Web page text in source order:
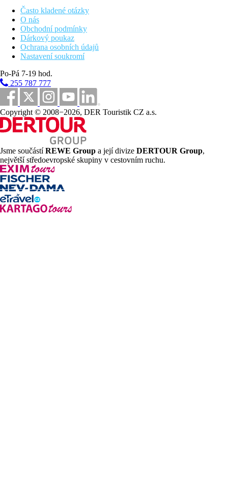
Vzdálenost od nejbližšího letiště
Bazény
Lehátka u bazénu
Fotogalerie
Často kladené otázky
O nás
Obchodní podmínky
Dárkový poukaz
Ochrana osobních údajů
Nastavení soukromí
Po-Pá 7-19 hod.
255 787 777
Copyright © 2008−2026, DER Touristik CZ a.s.
Jsme součástíREWE Group a její divize DERTOUR Group,
největší středoevropské skupiny v cestovním ruchu.